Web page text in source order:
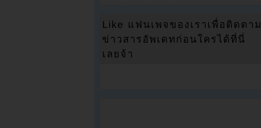
Like แฟนเพจของเราเพื่อติดตาม
ข่าวสารอัพเดทก่อนใครได้ที่นี่
เลยจ้า